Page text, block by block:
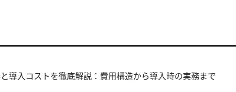
導入コストを徹底解説：費用構造から導入時の実務まで